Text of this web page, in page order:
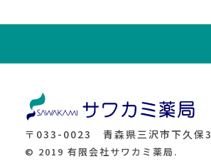
〒033-0023 青森県三沢市下久保
© 2019 有限会社サワカミ薬局.